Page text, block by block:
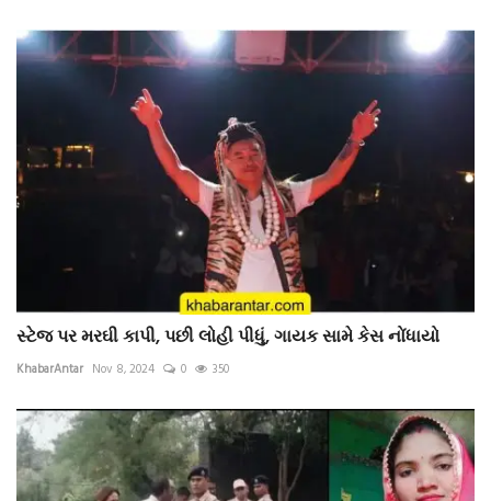
સ્ટેજ પર મરઘી કાપી, પછી લોહી પીધું, ગાયક સામે કેસ નોંધાયો
KhabarAntar Nov 8, 2024 0 350